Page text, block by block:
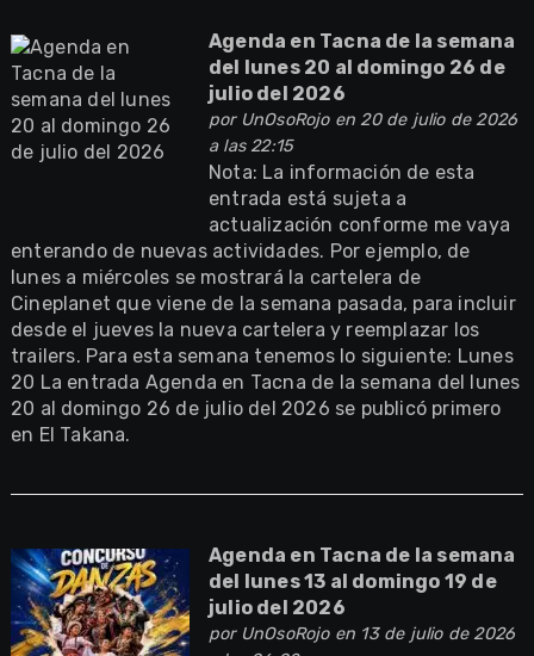
Agenda en Tacna de la semana
del lunes 20 al domingo 26 de
julio del 2026
por UnOsoRojoen 20 de julio de 2026
a las 22:15
Nota: La información de esta
entrada está sujeta a
actualización conforme me vaya
enterando de nuevas actividades. Por ejemplo, de
lunes a miércoles se mostrará la cartelera de
Cineplanet que viene de la semana pasada, para incluir
desde el jueves la nueva cartelera y reemplazar los
trailers. Para esta semana tenemos lo siguiente: Lunes
20 La entrada Agenda en Tacna de la semana del lunes
20 al domingo 26 de julio del 2026 se publicó primero
en El Takana.
Agenda en Tacna de la semana
del lunes 13 al domingo 19 de
julio del 2026
por UnOsoRojoen 13 de julio de 2026